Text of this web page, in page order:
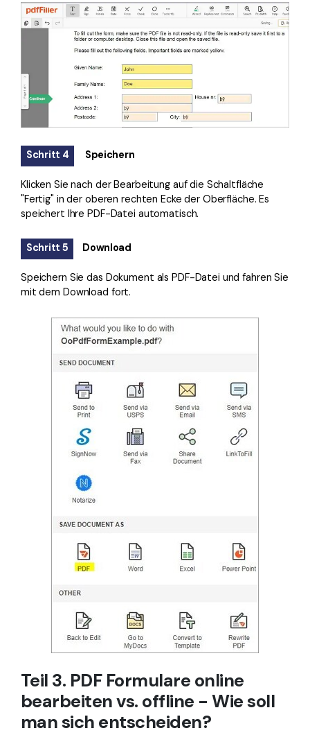
Schritt 4 Speichern
Klicken Sie nach der Bearbeitung auf die Schaltfläche
"Fertig" in der oberen rechten Ecke der Oberfläche. Es
speichert Ihre PDF-Datei automatisch.
Schritt 5 Download
Speichern Sie das Dokument als PDF-Datei und fahren Sie
mit dem Download fort.
Teil 3. PDF Formulare online
bearbeiten vs. offline - Wie soll
man sich entscheiden?